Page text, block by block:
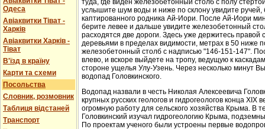
Одеса
Авіаквитки Тіват -
Харків
Авіаквитки Харків -
Тіват
В'їзд в країну
Карти та схеми
Посольства
Словник, розмовник
Таблиця відстаней
Транспорт
туда, где виден железобетонный столб с полу
услышите шум воды и ниже по склону увидите
каптированного родника Ай-Иори. После Ай-Иори
берите левее и дальше увидите железобетонный
расходятся две дороги. Здесь уже держитесь правой
деревьями в пределах видимости, метрах в 50 ниже
железобетонный столб с надписью "146-151-147".
влево, и вскоре выйдете на тропу, ведущую к
стороне ущелья Улу-Узень. Через несколько минут
водопад Головкинского.
Водопад назвали в честь Николая Алексеевича
крупных русских геологов и гидрогеологов конца XIX
огромную работу для сельского хозяйства Крыма. В
Головкинский изучал гидрогеологию Крыма,
По проектам ученого были устроены первые